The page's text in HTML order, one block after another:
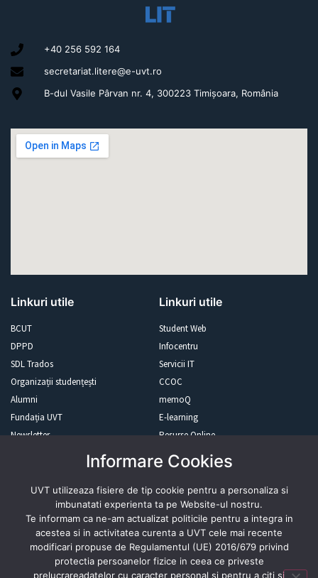
+40 256 592 164
secretariat.litere@e-uvt.ro
B-dul Vasile Pârvan nr. 4, 300223 Timișoara, România
Linkuri utile
BCUT
DPPD
SDL Trados
Organizații studențești
Alumni
Fundația UVT
Newsletter
Linkuri utile
Student Web
Infocentru
Servicii IT
CCOC
memoQ
E-learning
Resurse Online
Revista presei
Abonează-te
Informare Cookies
UVT utilizeaza fisiere de tip cookie pentru a personaliza si
imbunatati experienta ta pe Website-ul nostru.
Te informam ca ne-am actualizat politicile pentru a integra in
acestea si in activitatea curenta a UVT cele mai recente
modificari propuse de Regulamentul (UE) 2016/679 privind
protectia persoanelor fizice in ceea ce priveste
prelucrareadatelor cu caracter personal si pentru a citi si